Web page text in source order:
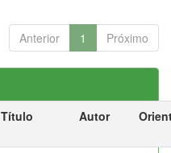
Anterior 1 Próximo
Título Autor